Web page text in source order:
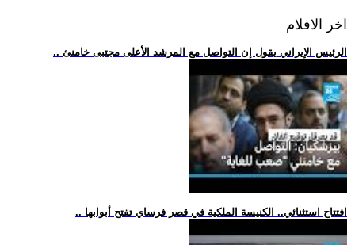
اخر الافلام
.. الرئيس الإيراني يقول إن التواصل مع المرشد الأعلى مجتبى خامنئ
.. افتتاح استثنائي.. الكنيسة الملكية في قصر فرساي تفتح أبوابها